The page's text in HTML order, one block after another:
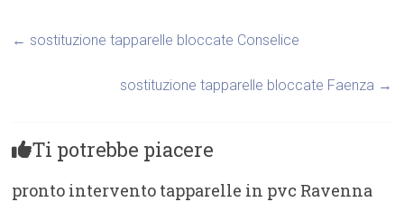
← sostituzione tapparelle bloccate Conselice
sostituzione tapparelle bloccate Faenza →
Ti potrebbe piacere
pronto intervento tapparelle in pvc Ravenna